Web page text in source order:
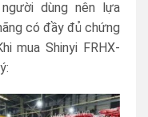
người dùng nên lựa
có đầy đủ chứng
mua Shinyi FRHX-